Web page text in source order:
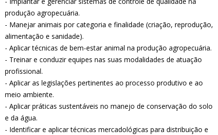
produção agropecuária.
- Manejar animais por categoria e finalidade (criação, reprodução,
alimentação e sanidade).
- Aplicar técnicas de bem-estar animal na produção agropecuária.
- Treinar e conduzir equipes nas suas modalidades de atuação
profissional.
- Aplicar as legislações pertinentes ao processo produtivo e ao
meio ambiente.
- Aplicar práticas sustentáveis no manejo de conservação do solo
e da água.
- Identificar e aplicar técnicas mercadológicas para distribuição e